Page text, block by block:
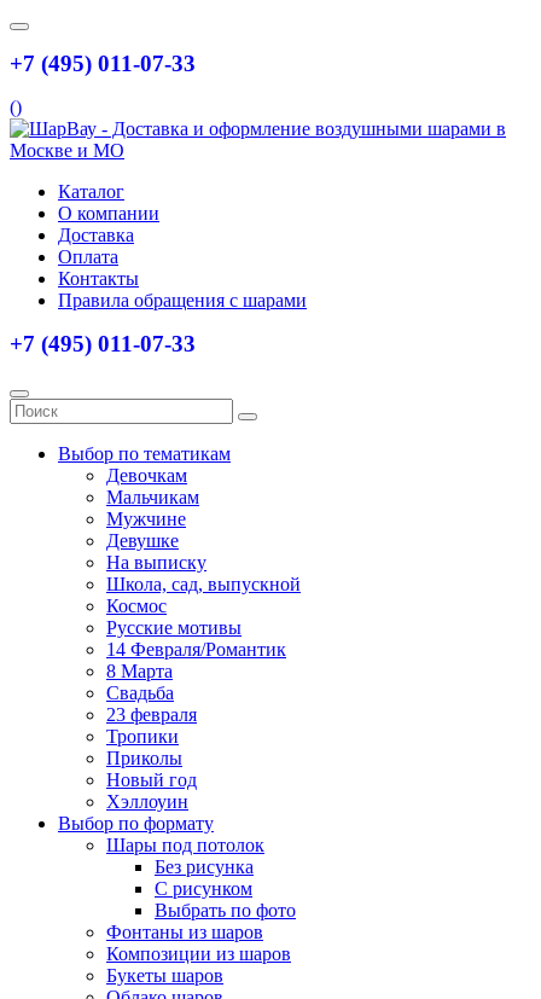
+7 (495) 011-07-33
()
Каталог
О компании
Доставка
Оплата
Контакты
Правила обращения с шарами
+7 (495) 011-07-33
Выбор по тематикам
Девочкам
Мальчикам
Мужчине
Девушке
На выписку
Школа, сад, выпускной
Космос
Русские мотивы
14 Февраля/Романтик
8 Марта
Свадьба
23 февраля
Тропики
Приколы
Новый год
Хэллоуин
Выбор по формату
Шары под потолок
Без рисунка
С рисунком
Выбрать по фото
Фонтаны из шаров
Композиции из шаров
Букеты шаров